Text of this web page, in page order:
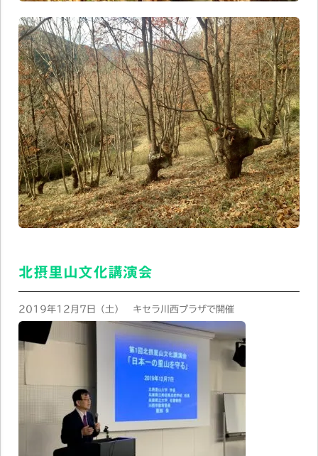
北摂里山文化講演会
2019年12月7日（土） キセラ川西プラザで開催